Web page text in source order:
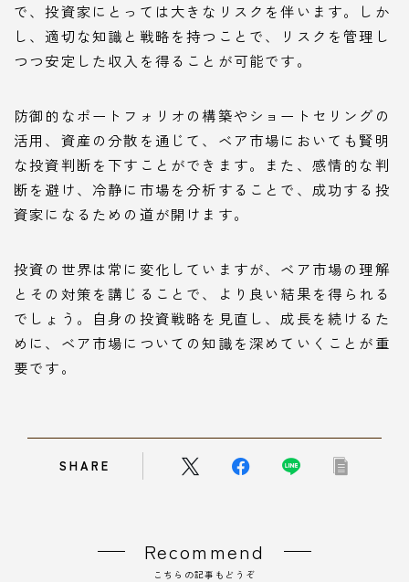
で、投資家にとっては大きなリスクを伴います。しか
し、適切な知識と戦略を持つことで、リスクを管理し
つつ安定した収入を得ることが可能です。
防御的なポートフォリオの構築やショートセリングの
活用、資産の分散を通じて、ベア市場においても賢明
な投資判断を下すことができます。また、感情的な判
断を避け、冷静に市場を分析することで、成功する投
資家になるための道が開けます。
投資の世界は常に変化していますが、ベア市場の理解
とその対策を講じることで、より良い結果を得られる
でしょう。自身の投資戦略を見直し、成長を続けるた
めに、ベア市場についての知識を深めていくことが重
要です。
SHARE
Recommend
こちらの記事もどうぞ